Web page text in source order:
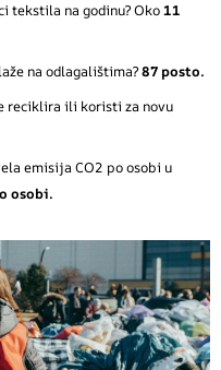
tekstila na godinu? Oko11
na odlagalištima?87 posto.
reciklira ili koristi za novu
emisija CO2 po osobi u
osobi.